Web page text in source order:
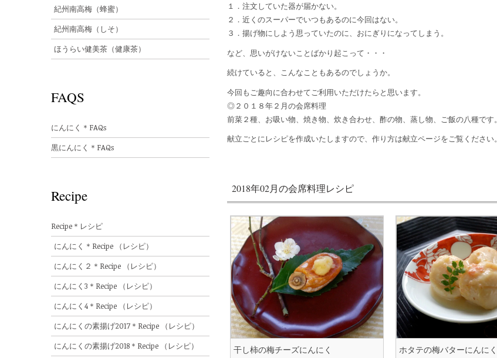
１．注文していた器が届かない。
２．近くのスーパーでいつもあるのに今回はない。
３．揚げ物にしよう思っていたのに、おにぎりになってしまう。
など、思いがけないことばかり起こって・・・
続けていると、こんなこともあるのでしょうか。
今回もご趣向に合わせてご利用いただけたらと思います。
◎２０１８年２月の会席料理
前菜２種、お吸い物、焼き物、炊き合わせ、酢の物、蒸し物、ご飯の八種です。
献立ごとにレシピを作成いたしますので、作り方は献立ページをご覧ください。
2018年02月の会席料理レシピ
干し柿の梅チーズにんにく ホタテの梅バターにんにく
紀州南高梅（蜂蜜）
紀州南高梅（しそ）
ほうらい健美茶（健康茶）
FAQS
にんにく＊FAQs
黒にんにく＊FAQs
Recipe
Recipe＊レシピ
にんにく＊Recipe （レシピ）
にんにく２＊Recipe （レシピ）
にんにく3＊Recipe （レシピ）
にんにく4＊Recipe （レシピ）
にんにくの素揚げ2017＊Recipe （レシピ）
にんにくの素揚げ2018＊Recipe （レシピ）